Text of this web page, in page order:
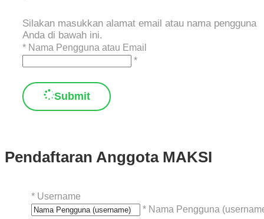
Silakan masukkan alamat email atau nama pengguna
Anda di bawah ini.
* Nama Pengguna atau Email
*
Submit
Pendaftaran Anggota MAKSI
* Username
* Nama Pengguna